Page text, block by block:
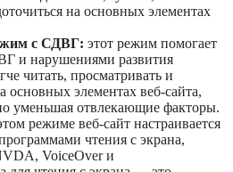
на основных элементах
с СДВГ: этот режим помогает
и нарушениями развития
читать, просматривать и
основных элементах веб-сайта,
уменьшая отвлекающие факторы.
режиме веб-сайт настраивается
чтения с экрана,
VoiceOver и